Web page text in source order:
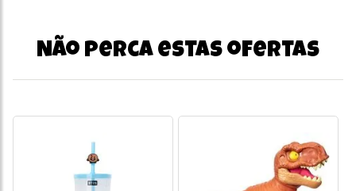
Não perca estas ofertas